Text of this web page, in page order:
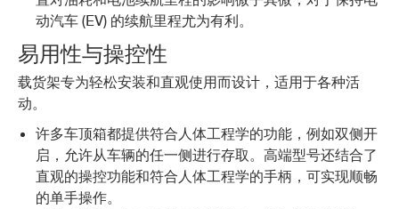
动汽车 (EV) 的续航里程尤为有利。
易用性与操控性
载货架专为轻松安装和直观使用而设计，适用于各种活
动。
许多车顶箱都提供符合人体工程学的功能，例如双侧开
启，允许从车辆的任一侧进行存取。高端型号还结合了
直观的操控功能和符合人体工程学的手柄，可实现顺畅
的单手操作。